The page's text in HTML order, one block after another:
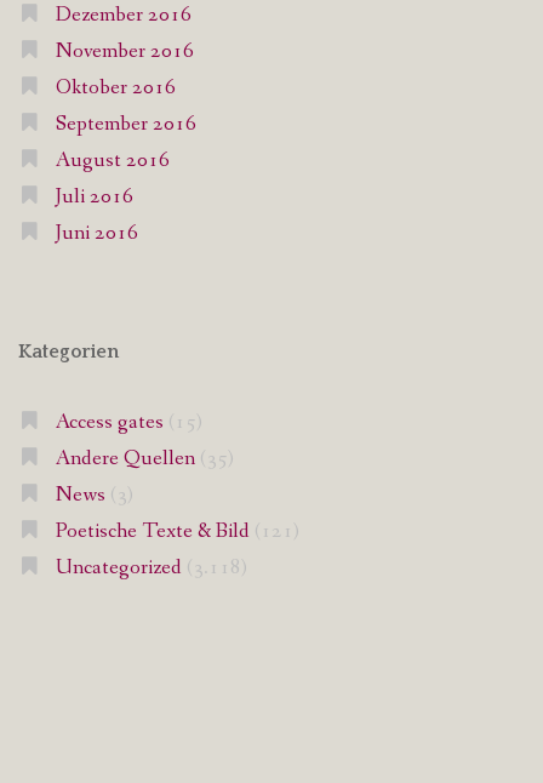
Dezember 2016
November 2016
Oktober 2016
September 2016
August 2016
Juli 2016
Juni 2016
Kategorien
Access gates (15)
Andere Quellen(35)
News (3)
Poetische Texte & Bild (121)
Uncategorized (3.118)